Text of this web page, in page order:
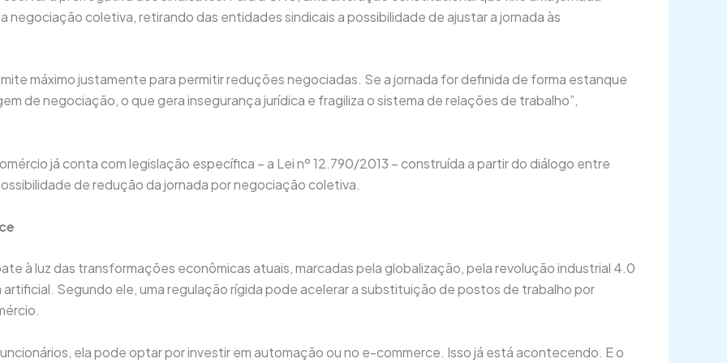
negociação coletiva, retirando das entidades sindicais a possibilidade de ajustar a jornada às
máximo justamente para permitir reduções negociadas. Se a jornada for definida de forma estanque
de negociação, o que gera insegurança jurídica e fragiliza o sistema de relações de trabalho”,
já conta com legislação específica – a Lei nº 12.790/2013 – construída a partir do diálogo entre
de redução da jornada por negociação coletiva.
à luz das transformações econômicas atuais, marcadas pela globalização, pela revolução industrial 4.0
Segundo ele, uma regulação rígida pode acelerar a substituição de postos de trabalho por
ela pode optar por investir em automação ou no e-commerce. Isso já está acontecendo. E o